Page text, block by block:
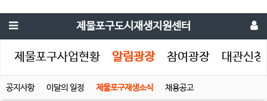
제물포구도시재생지원센터
제물포구사업현황 알림광장 참여광장 대관신청
공지사항 이달의 일정 제물포구재생소식 채용공고